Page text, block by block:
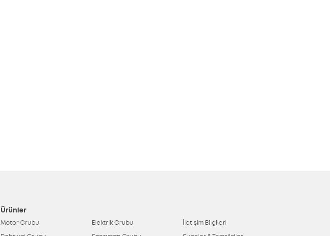
Ürünler
Motor Grubu
Elektrik Grubu
İletişim Bilgileri